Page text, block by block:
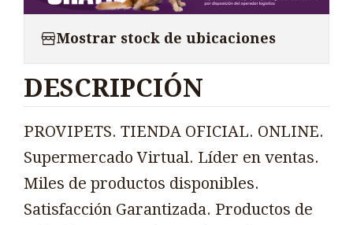
Mostrar stock de ubicaciones
DESCRIPCIÓN
PROVIPETS. TIENDA OFICIAL. ONLINE.
Supermercado Virtual. Líder en ventas.
Miles de productos disponibles.
Satisfacción Garantizada. Productos de